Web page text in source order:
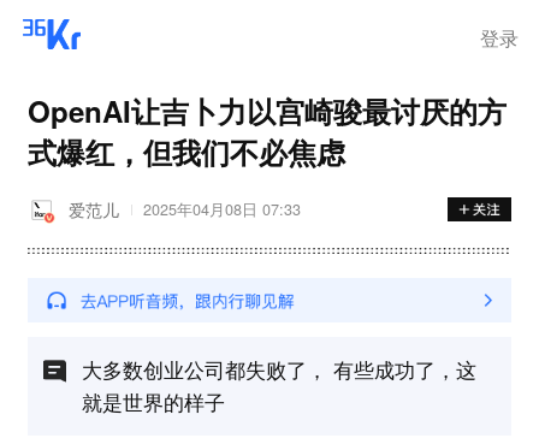
登录
OpenAI让吉卜力以宫崎骏最讨厌的方
式爆红，但我们不必焦虑
爱范儿 2025年04月08日 07:33
大多数创业公司都失败了， 有些成功了，这
就是世界的样子